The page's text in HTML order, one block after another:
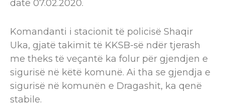
datë 07.02.2020.
Komandanti i stacionit të policisë Shaqir
Uka, gjatë takimit të KKSB-së ndër tjerash
me theks të veçantë ka folur për gjendjen e
sigurisë në këtë komunë. Ai tha se gjendja e
sigurisë në komunën e Dragashit, ka qenë
stabile.